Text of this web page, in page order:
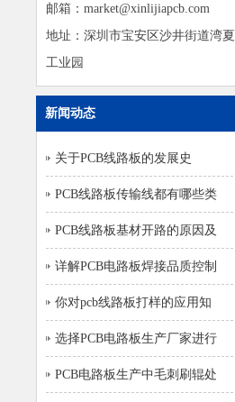
邮箱：market@xinlijiapcb.com
地址：深圳市宝安区沙井街道湾夏
工业园
新闻动态
关于PCB线路板的发展史
PCB线路板传输线都有哪些类
PCB线路板基材开路的原因及
详解PCB电路板焊接品质控制
你对pcb线路板打样的应用知
选择PCB电路板生产厂家进行
PCB电路板生产中毛刺刷辊处